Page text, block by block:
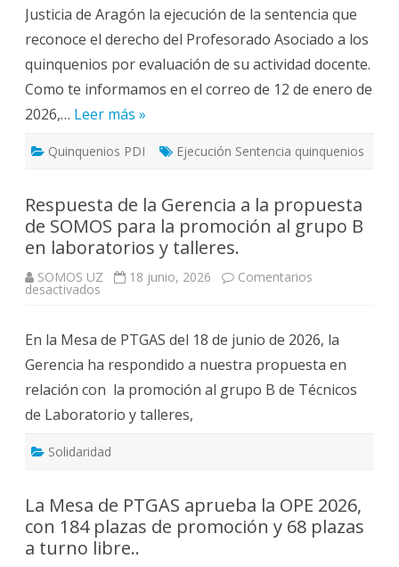
por
la
Universidad
de
Zaragoza
y
los
sindicatos
CGT,
CCOO
CSIF)
Justicia de Aragón la ejecución de la sentencia que
reconoce el derecho del Profesorado Asociado a los
quinquenios por evaluación de su actividad docente.
Como te informamos en el correo de 12 de enero de
2026,… Leer más »
Quinquenios PDI Ejecución Sentencia quinquenios
Respuesta de la Gerencia a la propuesta
de SOMOS para la promoción al grupo B
en laboratorios y talleres.
SOMOS UZ 18 junio, 2026 Comentarios
desactivados
Gerencia
a
la
propuesta
de
SOMOS
para
la
al
laboratorios
y
talleres.
En la Mesa de PTGAS del 18 de junio de 2026, la
Gerencia ha respondido a nuestra propuesta en
relación con la promoción al grupo B de Técnicos
de Laboratorio y talleres,
Solidaridad
La Mesa de PTGAS aprueba la OPE 2026,
con 184 plazas de promoción y 68 plazas
a turno libre..